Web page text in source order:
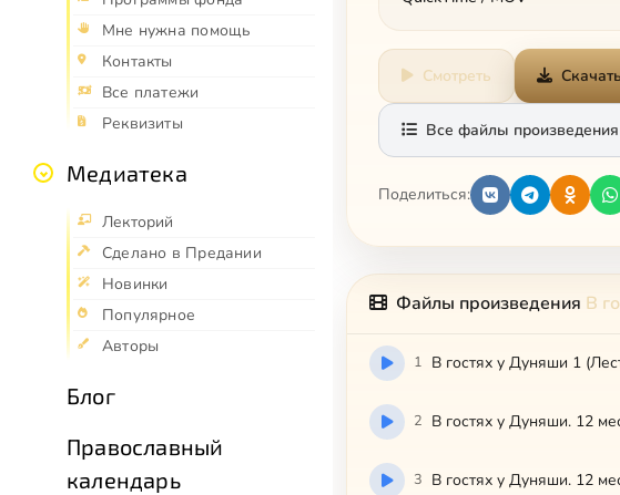
Мне нужна помощь
Контакты
Все платежи
Реквизиты
Медиатека
Лекторий
Сделано в Предании
Новинки
Популярное
Авторы
Блог
Православный
календарь
Смотреть
Все файлы произведения
Поделиться:
Файлы произведения В
1 В гостях у Дуняши 1
2 В гостях у Дуняши. 12
3 В гостях у Дуняши. 12